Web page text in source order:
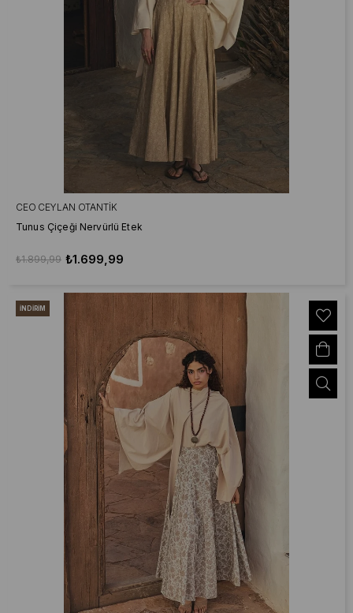
CEO CEYLAN OTANTIK
Tunus Çiçeği Nervürlü Etek
₺1.699,99
₺1.899,99
İNDIRIM